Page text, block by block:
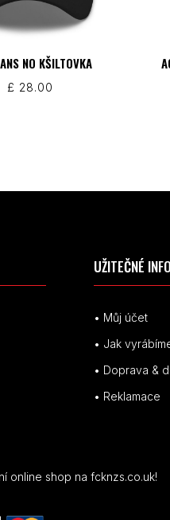
NO KŠILTOVKA
£ 28.00
UŽITEČNÉ INFO
• Můj účet
• Jak
• Doprava &
• Reklamace
online shop na fcknzs.co.uk!